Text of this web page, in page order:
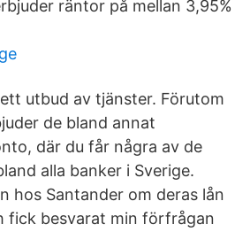
räntor på mellan 3,95%
utbud av tjänster. Förutom
de bland annat
där du får några av de
alla banker i Sverige.
hos Santander om deras lån
fick besvarat min förfrågan